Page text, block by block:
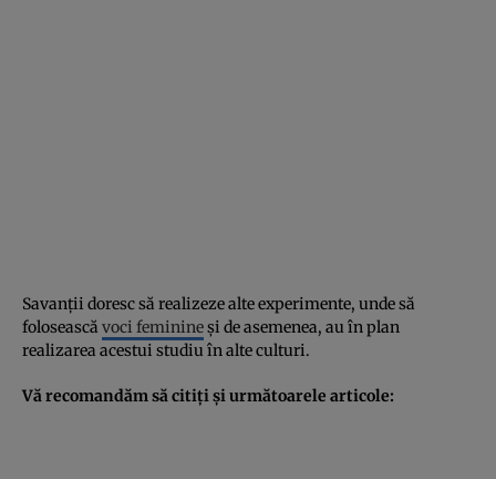
Savanţii doresc să realizeze alte experimente, unde să
folosească voci feminineşi de asemenea, au în plan
realizarea acestui studiu în alte culturi.
Vă recomandăm să citiţi şi următoarele articole: